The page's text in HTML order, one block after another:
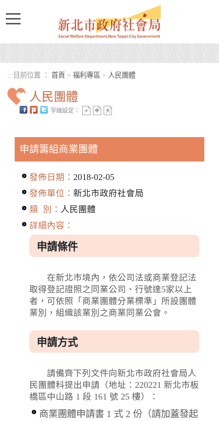
::: 目前位置 ： 首頁 > 福利專區 > 人民團體
人民團體
字級設定：
申請籌組商業團體
發佈日期： 2018-02-05
發佈單位： 新北市政府社會局
類 別： 人民團體
詳細內容：
申請條件
在新北市境內，依公司法或商業登記法
取得登記證照之同業公司、行號達5家以上
者，可依照「商業團體分業標準」所設團體
業別，組織該業別之商業同業公會。
申請方式
請備齊下列文件向新北市政府社會局人
民團體科提出申請（地址：220221 新北市板
橋區中山路 1 段 161 號 25 樓）：
商業團體申請書 1 式 2 份（請加蓋發起